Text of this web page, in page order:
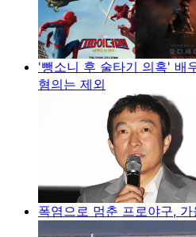
'뺑소니 후 술타기 의혹' 배
혐의는 제외
폭염으로 멈춘 프로야구,